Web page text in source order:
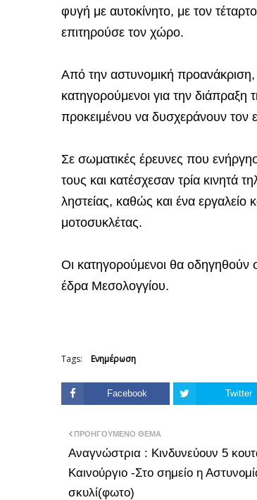
φυγή με αυτοκίνητο, με τον
επιτηρούσε τον χώρο.
Από την αστυνομική προανάκριση,
κατηγορούμενοι για την διάπραξη
προκειμένου να δυσχεράνουν τον
Σε σωματικές έρευνες που
τους και κατέσχεσαν τρία κινητά
ληστείας, καθώς και ένα εργαλείο
μοτοσυκλέτας.
Οι κατηγορούμενοι θα
έδρα Μεσολογγίου.
Tags: Ενημέρωση
Facebook Twitter
ΠΡΟΗΓΟΎΜΕΝΟ ΘΈΜΑ
Αναγνώστρια : Κινδυνεύουν 5
Καινούργιο -Στο σημείο η
σκυλί(φωτο)